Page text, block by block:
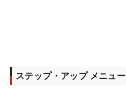
ステップ・アップ メニュー